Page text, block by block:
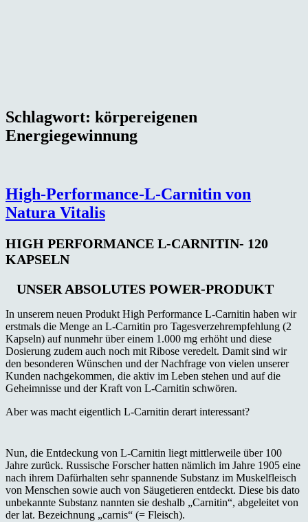
Schlagwort: körpereigenen
Energiegewinnung
High-Performance-L-Carnitin von
Natura Vitalis
HIGH PERFORMANCE L-CARNITIN- 120
KAPSELN
UNSER ABSOLUTES POWER-PRODUKT
In unserem neuen Produkt High Performance L-Carnitin haben wir
erstmals die Menge an L-Carnitin pro Tagesverzehrempfehlung (2
Kapseln) auf nunmehr über einem 1.000 mg erhöht und diese
Dosierung zudem auch noch mit Ribose veredelt. Damit sind wir
den besonderen Wünschen und der Nachfrage von vielen unserer
Kunden nachgekommen, die aktiv im Leben stehen und auf die
Geheimnisse und der Kraft von L-Carnitin schwören.
Aber was macht eigentlich L-Carnitin derart interessant?
Nun, die Entdeckung von L-Carnitin liegt mittlerweile über 100
Jahre zurück. Russische Forscher hatten nämlich im Jahre 1905 eine
nach ihrem Dafürhalten sehr spannende Substanz im Muskelfleisch
von Menschen sowie auch von Säugetieren entdeckt. Diese bis dato
unbekannte Substanz nannten sie deshalb „Carnitin“, abgeleitet von
der lat. Bezeichnung „carnis“ (= Fleisch).